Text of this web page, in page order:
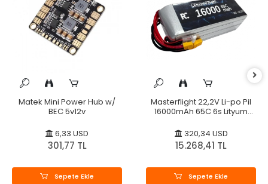
Matek Mini Power Hub w/
BEC 5v12v
6,33 USD
301,77 TL
Sepete Ekle
Masterflight 22,2V Li-po Pil
16000mAh 65C 6s Lityum
320,34 USD
15.268,41 TL
Sepete Ekle